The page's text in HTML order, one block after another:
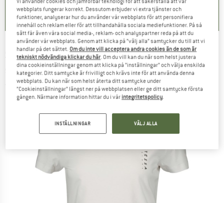
SCOTT -Women's Contessa Signature S/S - T-
shirt
(0)
webbplats fungerar korrekt. Dessutom erbjuder vi extra tjänster och
funktioner, analyserar hur du använder vår webbplats för att personifiera
innehåll och reklam eller för att tillhandahålla sociala mediefunktioner. På så
sätt får även våra social media-, reklam- och analyspartner reda på att du
använder vår webbplats. Genom att klicka på ”välj alla” samtycker du till att vi
handlar på det sättet. Om du inte vill acceptera andra cookies än de som är
tekniskt nödvändiga klickar du här. Om du vill kan du när som helst justera
dina cookieinställningar genom att klicka på ”inställningar” och välja enskilda
kategorier. Ditt samtycke är frivilligt och krävs inte för att använda denna
webbplats. Du kan när som helst återta ditt samtycke under
”Cookieinställningar” längst ner på webbplatsen eller ge ditt samtycke första
gången. Närmare information hittar du i vår integritetspolicy.
INSTÄLLNINGAR VÄLJ ALLA